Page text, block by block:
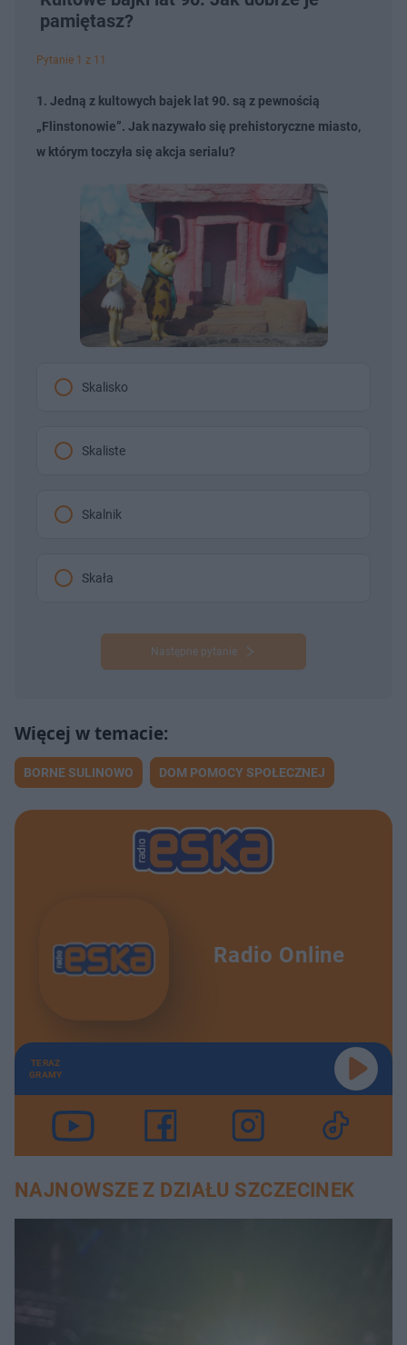
pamiętasz?
Pytanie 1 z 11
1. Jedną z kultowych bajek lat 90. są z pewnością
„Flinstonowie”. Jak nazywało się prehistoryczne miasto,
w którym toczyła się akcja serialu?
Skalisko
Skaliste
Skalnik
Skała
Następne pytanie
BORNE SULINOWO DOM POMOCY SPOŁECZNEJ
Radio Online
TERAZ
GRAMY
NAJNOWSZE Z DZIAŁU SZCZECINEK